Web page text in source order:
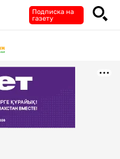
Подписка на
газету